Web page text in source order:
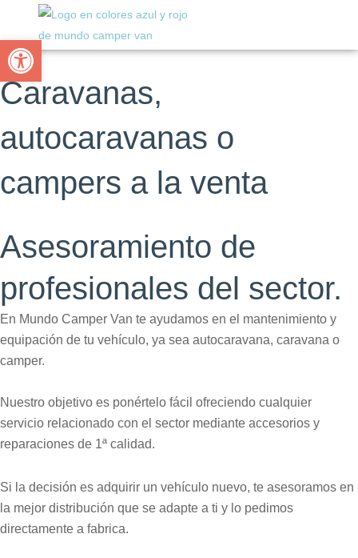
contenido
Caravanas,
autocaravanas o
campers a la venta
Asesoramiento de
profesionales del sector.
En Mundo Camper Van te ayudamos en el mantenimiento y
equipación de tu vehículo, ya sea autocaravana, caravana o
camper.
Nuestro objetivo es ponértelo fácil ofreciendo cualquier
servicio relacionado con el sector mediante accesorios y
reparaciones de 1ª calidad.
Si la decisión es adquirir un vehículo nuevo, te asesoramos en
la mejor distribución que se adapte a ti y lo pedimos
directamente a fabrica.
Abrir barra de herramientas